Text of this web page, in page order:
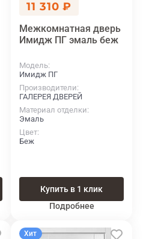
11 310 ₽
Межкомнатная дверь
Имидж ПГ эмаль беж
Модель
Имидж ПГ
Производители
ГАЛЕРЕЯ ДВЕРЕЙ
Материал отделки
Эмаль
Цвет
Беж
Купить в 1 клик
Подробнее
Хит